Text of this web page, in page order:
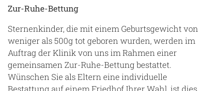
Zur-Ruhe-Bettung
Sternenkinder, die mit einem Geburtsgewicht von
weniger als 500g tot geboren wurden, werden im
Auftrag der Klinik von uns im Rahmen einer
gemeinsamen Zur-Ruhe-Bettung bestattet.
Wünschen Sie als Eltern eine individuelle